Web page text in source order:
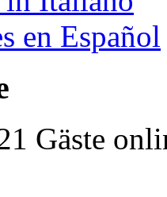
en Español
Gäste